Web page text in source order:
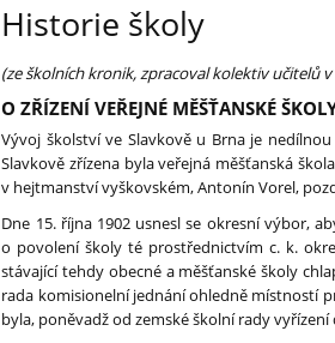
školy
Historie školy
(ze školních kronik, zpracoval kolektiv učitelů
O ZŘÍZENÍ VEŘEJNÉ MĚŠŤANSKÉ
Vývoj školství ve Slavkově u Brna je
Slavkově zřízena byla veřejná měšťanská
v hejtmanství vyškovském, Antonín Vorel,
Dne 15. října 1902 usnesl se okresní výbor,
o povolení školy té prostřednictvím c. k.
stávající tehdy obecné a měšťanské školy
rada komisionelní jednání ohledně místností
byla, poněvadž od zemské školní rady